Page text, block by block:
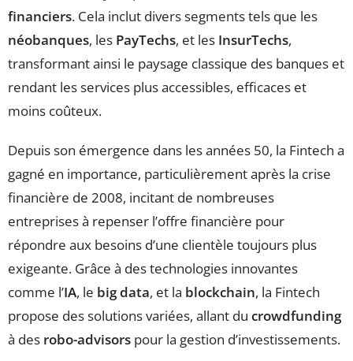
financiers. Cela inclut divers segments tels que les
néobanques, les PayTechs, et les InsurTechs,
transformant ainsi le paysage classique des banques et
rendant les services plus accessibles, efficaces et
moins coûteux.
Depuis son émergence dans les années 50, la Fintech a
gagné en importance, particulièrement après la crise
financière de 2008, incitant de nombreuses
entreprises à repenser l’offre financière pour
répondre aux besoins d’une clientèle toujours plus
exigeante. Grâce à des technologies innovantes
comme l’IA, le big data, et la blockchain, la Fintech
propose des solutions variées, allant du crowdfunding
à des robo-advisors pour la gestion d’investissements.